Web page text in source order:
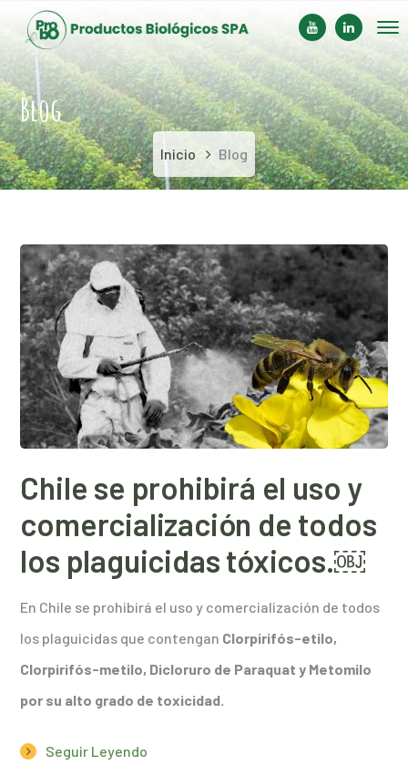
YoutubeLinkedIn
Profile
Blog
Inicio Blog
Chile se prohibirá el uso y
comercialización de todos
los plaguicidas tóxicos.￼
En Chile se prohibirá el uso y comercialización de todos
los plaguicidas que contengan Clorpirifós-etilo,
Clorpirifós-metilo, Dicloruro de Paraquat y Metomilo
por su alto grado de toxicidad.
Seguir Leyendo